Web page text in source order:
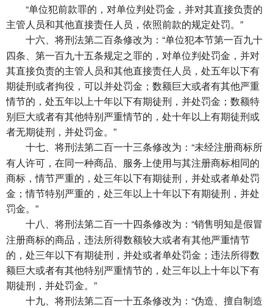
“单位犯前款罪的，对单位判处罚金，并对其直接负责的
主管人员和其他直接责任人员，依照前款的规定处罚。”
十六、 将刑法第二百条修改为：“单位犯本节第一百九十
四条、第一百九十五条规定之罪的，对单位判处罚金，并对
其直接负责的主管人员和其他直接责任人员，处五年以下有
期徒刑或者拘役，可以并处罚金；数额巨大或者有其他严重
情节的，处五年以上十年以下有期徒刑，并处罚金；数额特
别巨大或者有其他特别严重情节的，处十年以上有期徒刑或
者无期徒刑，并处罚金。”
十七、 将刑法第二百一十三条修改为：“未经注册商标所
有人许可，在同一种商品、服务上使用与其注册商标相同的
商标，情节严重的，处三年以下有期徒刑，并处或者单处罚
金；情节特别严重的，处三年以上十年以下有期徒刑，并处
罚金。”
十八、 将刑法第二百一十四条修改为：“销售明知是假冒
注册商标的商品，违法所得数额较大或者有其他严重情节
的，处三年以下有期徒刑，并处或者单处罚金；违法所得数
额巨大或者有其他特别严重情节的，处三年以上十年以下有
期徒刑，并处罚金。”
十九、 将刑法第二百一十五条修改为：“伪造、擅自制造